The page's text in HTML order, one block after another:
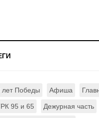
лет Победы Афиша
95 и 65 Дежурная часть